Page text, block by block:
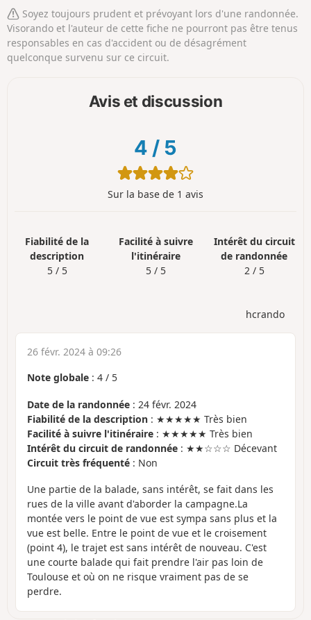
Soyez toujours prudent et prévoyant lors d'une randonnée.
Visorando et l'auteur de cette fiche ne pourront pas être tenus
responsables en cas d'accident ou de désagrément
quelconque survenu sur ce circuit.
Avis et discussion
4 / 5
Sur la base de 1 avis
Fiabilité de la
description
5 / 5
Facilité à suivre
l'itinéraire
5 / 5
Intérêt du circuit
de randonnée
2 / 5
hcrando
26 févr. 2024 à 09:26
Note globale : 4 / 5
Date de la randonnée : 24 févr. 2024
Fiabilité de la description : ★★★★★ Très bien
Facilité à suivre l'itinéraire : ★★★★★ Très bien
Intérêt du circuit de randonnée : ★★☆☆☆ Décevant
Circuit très fréquenté : Non
Une partie de la balade, sans intérêt, se fait dans les
rues de la ville avant d'aborder la campagne.La
montée vers le point de vue est sympa sans plus et la
vue est belle. Entre le point de vue et le croisement
(point 4), le trajet est sans intérêt de nouveau. C'est
une courte balade qui fait prendre l'air pas loin de
Toulouse et où on ne risque vraiment pas de se
perdre.